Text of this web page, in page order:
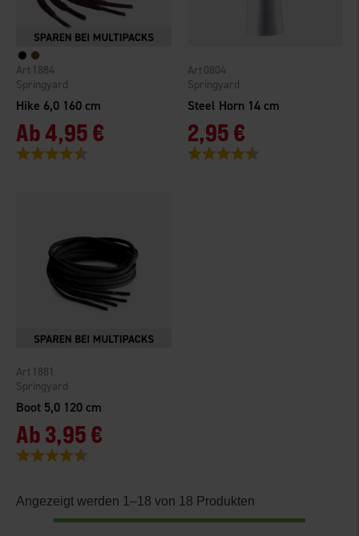
Hike 6,0 160 cm
Springyard
1884
Ab4,95 €
Bewertung:
Steel Horn 14 cm
Springyard
0804
2,95 €
Bewertung:
Boot 5,0 120 cm
Springyard
1881
Ab3,95 €
Bewertung:
Angezeigt werden 1–18 von 18 Produkten